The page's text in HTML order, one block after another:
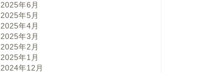
2025年6月
2025年5月
2025年4月
2025年3月
2025年2月
2025年1月
2024年12月